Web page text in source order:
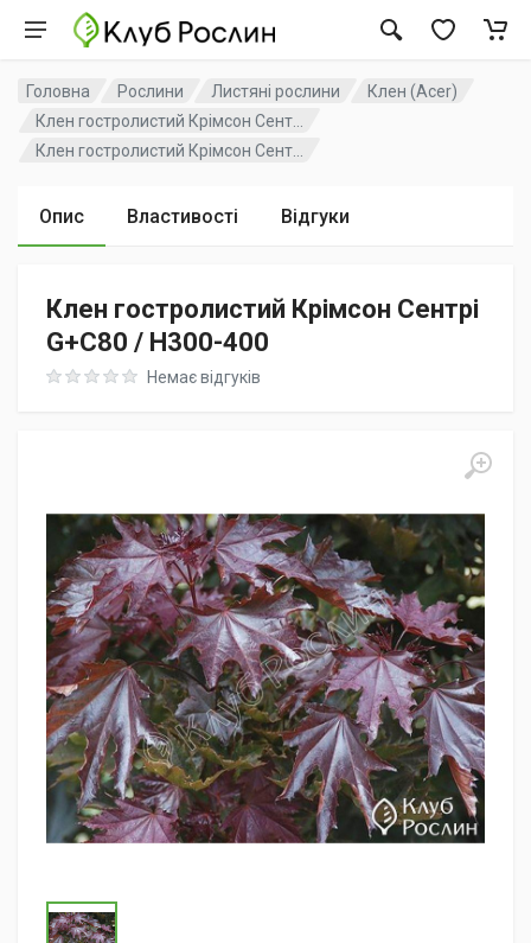
Головна Рослини Листяні рослини
Клен (Acer)
Клен гостролистий Крімсон Сент...
Клен гостролистий Крімсон Сент...
Опис Властивості Відгуки
Клен гостролистий Крімсон Сентрі
G+C80 / H300-400
Rating: 0 out of 5Немає відгуків